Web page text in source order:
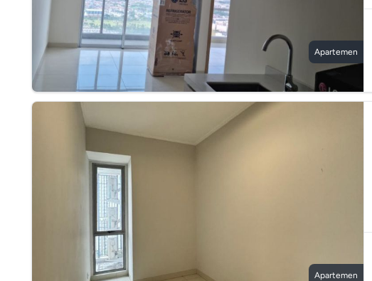
Apartemen
Apartemen